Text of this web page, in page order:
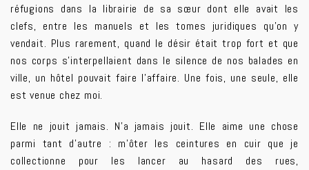
réfugions dans la librairie de sa sœur dont elle avait les
clefs, entre les manuels et les tomes juridiques qu’on y
vendait. Plus rarement, quand le désir était trop fort et que
nos corps s’interpellaient dans le silence de nos balades en
ville, un hôtel pouvait faire l’affaire. Une fois, une seule, elle
est venue chez moi.
Elle ne jouit jamais. N’a jamais jouit. Elle aime une chose
parmi tant d’autre : m’ôter les ceintures en cuir que je
collectionne pour les lancer au hasard des rues,